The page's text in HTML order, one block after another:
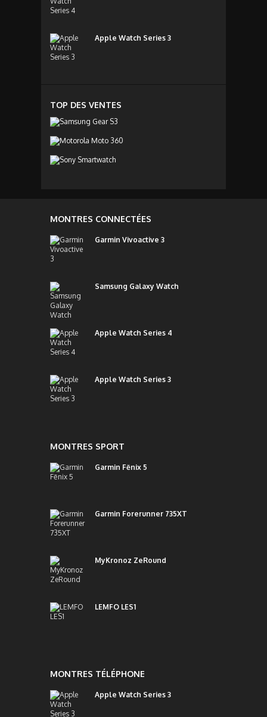
Apple Watch Series 3
TOP DES VENTES
MONTRES CONNECTÉES
Garmin Vivoactive 3
Samsung Galaxy Watch
Apple Watch Series 4
Apple Watch Series 3
MONTRES SPORT
Garmin Fēnix 5
Garmin Forerunner 735XT
MyKronoz ZeRound
LEMFO LES1
MONTRES TÉLÉPHONE
Apple Watch Series 3